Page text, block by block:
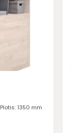
Plotis: 1350 mm